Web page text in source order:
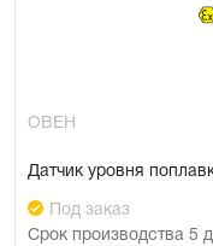
ОВЕН
Датчик уровня
Под заказ
Срок производства 5